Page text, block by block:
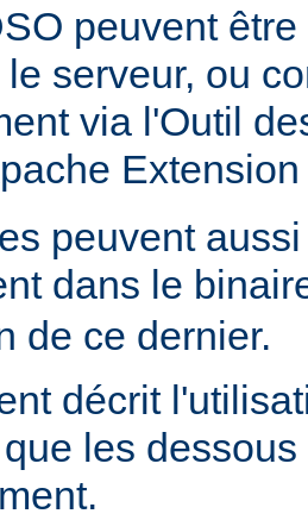
peuvent
serveur, ou
via l'Outil
peuvent
dans le
de ce dernier.
décrit
les